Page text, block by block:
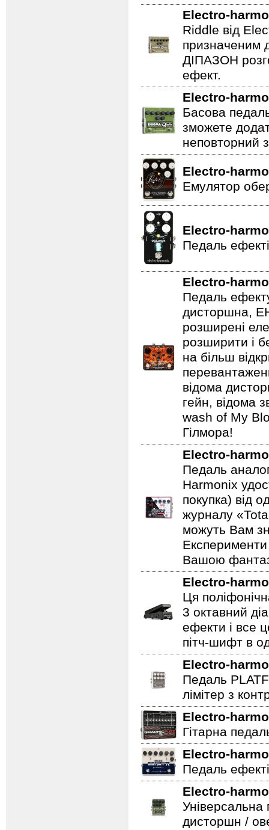
Electro-
Riddle від
призначеним
ДІПАЗОН
ефект.
Electro-
Басова
зможете
неповторний
Electro-
Емулятор
Electro-
Педаль
Electro-
Педаль
дисторшна,
розширені
розширити і
на більш
відома
гейн, відома
wash of My
Гілмора!
Electro-
Педаль
Harmonix
покупка) від
журналу
можуть Вам
Вашою
Electro-
Ця
3 октавний
ефекти і все
пітч-шифт в
Electro-
Педаль
лімітер з
Electro-
Гітарна
Electro-
Педаль
Electro-
Універсальна
дисторшн /